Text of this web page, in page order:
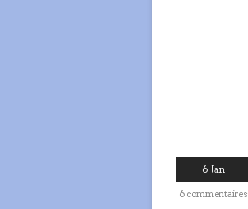
6 Jan
6 commentaires